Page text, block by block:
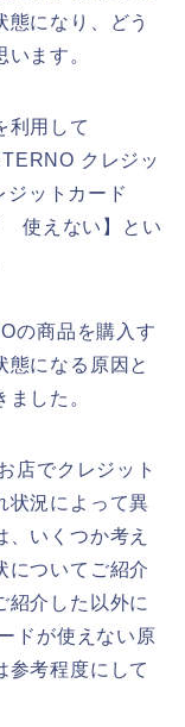
態になり、どう
ます。
利用して
クレジッ
ジットカード
使えない】とい
の商品を購入す
態になる原因と
した。
店でクレジット
状況によって異
いくつか考え
についてご紹介
紹介した以外に
ドが使えない原
参考程度にして